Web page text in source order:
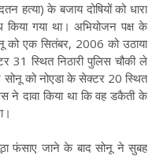
हत्या) के बजाय दोषियों को धारा
किया गया था। अभियोजन पक्ष के
को एक सितंबर, 2006 को उठाया
स्थित निठारी पुलिस चौकी ले
को नोएडा के सेक्टर 20 स्थित
ने दावा किया था कि वह डकैती के
फंसाए जाने के बाद सोनू ने सुबह